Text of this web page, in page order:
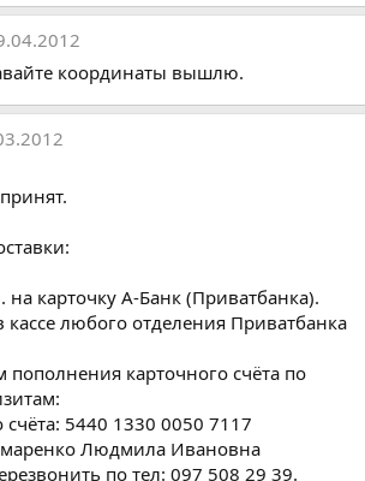
координаты вышлю.
на карточку А-Банк (Приватбанка).
любого отделения Приватбанка
пополнения карточного счёта по
5440 1330 0050 7117
Людмила Ивановна
по тел: 097 508 29 39.